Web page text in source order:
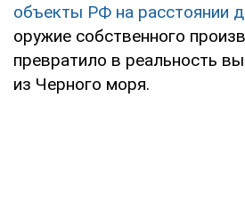
объекты РФ на расстоянии
оружие собственного
превратило в реальность
из Черного моря.